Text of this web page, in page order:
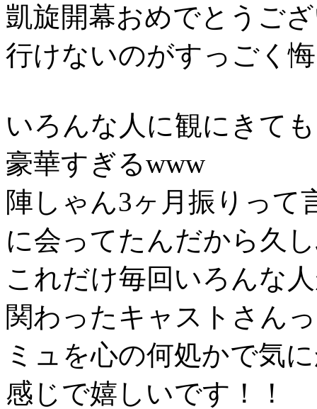
凱旋開幕おめでとうご
行けないのがすっごく
いろんな人に観にきて
豪華すぎるwww
陣しゃん3ヶ月振りって
に会ってたんだから久
これだけ毎回いろんな
関わったキャストさん
ミュを心の何処かで気
感じで嬉しいです！！